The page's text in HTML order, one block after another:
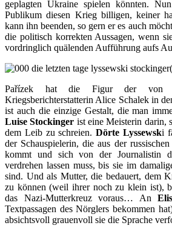
geplagten Ukraine spielen könnten.
Publikum diesen Krieg billigen, keiner
kann ihn beenden, so gern er es auch
die politisch korrekten Aussagen, wenn
vordringlich quälenden Aufführung aufs
Pařízek hat die Figur der von
Kriegsberichterstatterin Alice Schalek in
ist auch die einzige Gestalt, die man
Luise Stockinger ist eine Meisterin darin,
dem Leib zu schreien.Dörte Lyssewski
der Schauspielerin, die aus der
kommt und sich von der Journalistin
verdrehen lassen muss, bis sie im
sind. Und als Mutter, die bedauert, dem
zu können (weil ihrer noch zu klein ist),
das Nazi-Mutterkreuz voraus… An
Textpassagen des Nörglers bekommen
absichtsvoll grauenvoll sie die Sprache